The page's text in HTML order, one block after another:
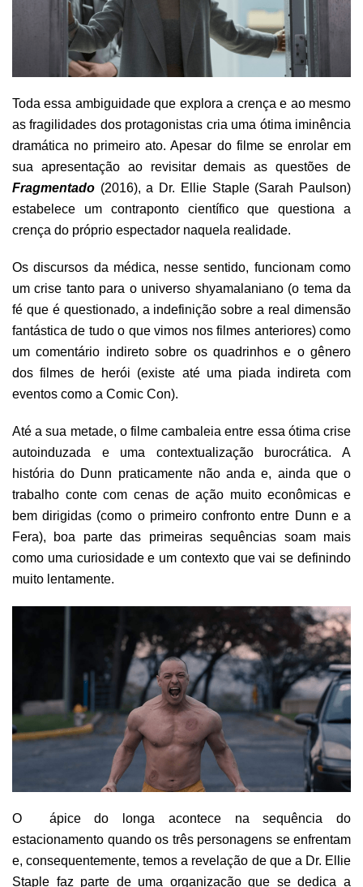
Toda essa ambiguidade que explora a crença e ao mesmo
as fragilidades dos protagonistas cria uma ótima iminência
dramática no primeiro ato. Apesar do filme se enrolar em
sua apresentação ao revisitar demais as questões de
Fragmentado (2016), a Dr. Ellie Staple (Sarah Paulson)
estabelece um contraponto científico que questiona a
crença do próprio espectador naquela realidade.
Os discursos da médica, nesse sentido, funcionam como
um crise tanto para o universo shyamalaniano (o tema da
fé que é questionado, a indefinição sobre a real dimensão
fantástica de tudo o que vimos nos filmes anteriores) como
um comentário indireto sobre os quadrinhos e o gênero
dos filmes de herói (existe até uma piada indireta com
eventos como a Comic Con).
Até a sua metade, o filme cambaleia entre essa ótima crise
autoinduzada e uma contextualização burocrática. A
história do Dunn praticamente não anda e, ainda que o
trabalho conte com cenas de ação muito econômicas e
bem dirigidas (como o primeiro confronto entre Dunn e a
Fera), boa parte das primeiras sequências soam mais
como uma curiosidade e um contexto que vai se definindo
muito lentamente.
O ápice do longa acontece na sequência do
estacionamento quando os três personagens se enfrentam
e, consequentemente, temos a revelação de que a Dr. Ellie
Staple faz parte de uma organização que se dedica a